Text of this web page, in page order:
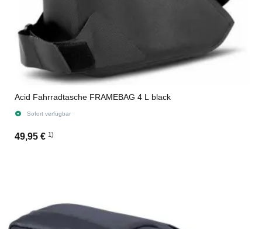
Acid Fahrradtasche FRAMEBAG 4 L black
Sofort verfügbar
49,95 € 1)